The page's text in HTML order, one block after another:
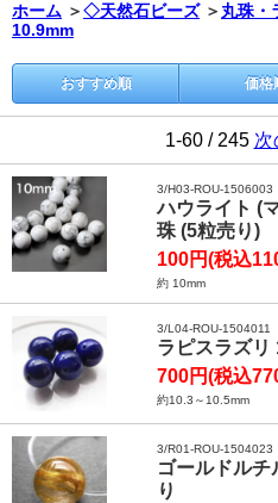
ホーム ＞◇天然石ビーズ ＞ 丸珠・
10.9mm
おすすめ順 価格
1-60 / 245 次
3/H03-ROU-1506003
ハウライト (
珠 (5粒売り)
100円(税込
約 10mm
3/L04-ROU-1504011
ラピスラズリ
700円(税込
約10.3～10.5mm
3/R01-ROU-1504023
ゴールドル
り